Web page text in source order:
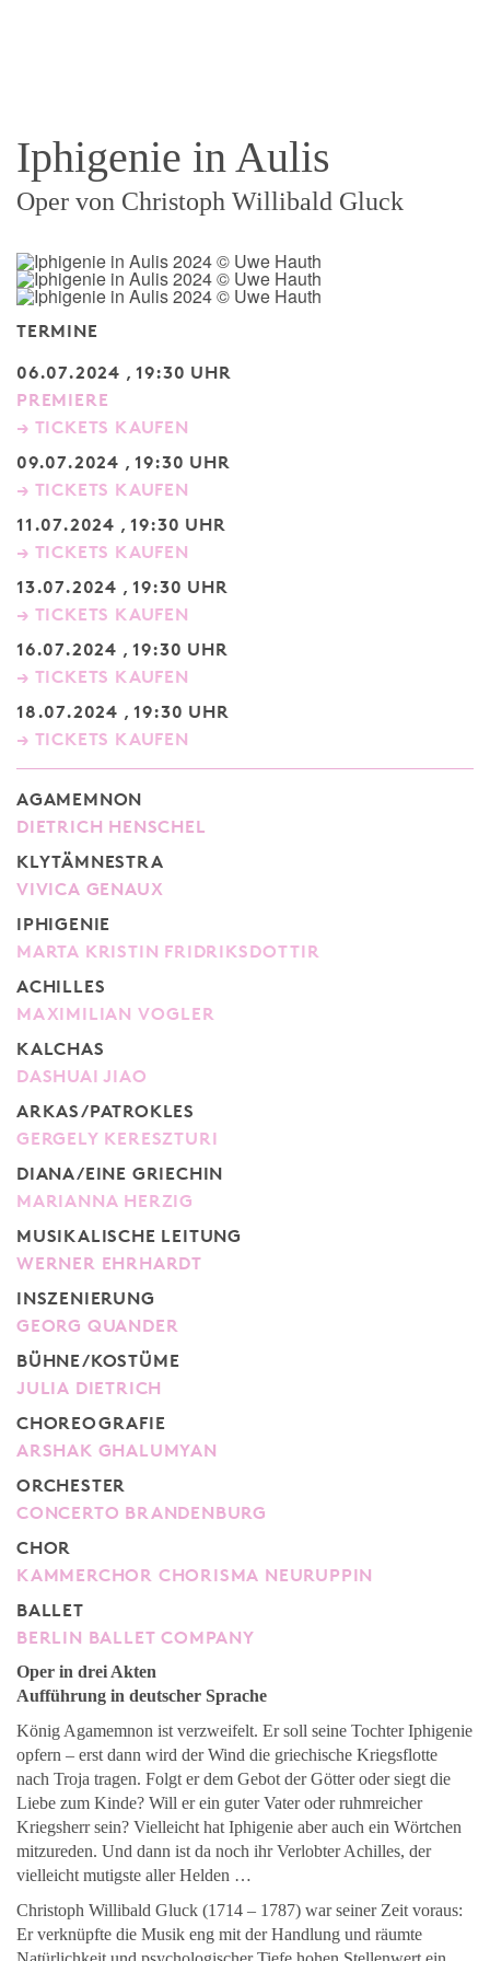
Iphigenie in Aulis
Oper von Christoph Willibald Gluck
TERMINE
06.07.2024 , 19:30 UHR
PREMIERE
→ TICKETS KAUFEN
09.07.2024 , 19:30 UHR
→ TICKETS KAUFEN
11.07.2024 , 19:30 UHR
→ TICKETS KAUFEN
13.07.2024 , 19:30 UHR
→ TICKETS KAUFEN
16.07.2024 , 19:30 UHR
→ TICKETS KAUFEN
18.07.2024 , 19:30 UHR
→ TICKETS KAUFEN
AGAMEMNON
DIETRICH HENSCHEL
KLYTÄMNESTRA
VIVICA GENAUX
IPHIGENIE
MARTA KRISTIN FRIDRIKSDOTTIR
ACHILLES
MAXIMILIAN VOGLER
KALCHAS
DASHUAI JIAO
ARKAS/PATROKLES
GERGELY KERESZTURI
DIANA/EINE GRIECHIN
MARIANNA HERZIG
MUSIKALISCHE LEITUNG
WERNER EHRHARDT
INSZENIERUNG
GEORG QUANDER
BÜHNE/KOSTÜME
JULIA DIETRICH
CHOREOGRAFIE
ARSHAK GHALUMYAN
ORCHESTER
CONCERTO BRANDENBURG
CHOR
KAMMERCHOR CHORISMA NEURUPPIN
BALLET
BERLIN BALLET COMPANY
Oper in drei Akten
Aufführung in deutscher Sprache
König Agamemnon ist verzweifelt. Er soll seine Tochter Iphigenie
opfern – erst dann wird der Wind die griechische Kriegsflotte
nach Troja tragen. Folgt er dem Gebot der Götter oder siegt die
Liebe zum Kinde? Will er ein guter Vater oder ruhmreicher
Kriegsherr sein? Vielleicht hat Iphigenie aber auch ein Wörtchen
mitzureden. Und dann ist da noch ihr Verlobter Achilles, der
vielleicht mutigste aller Helden …
Christoph Willibald Gluck (1714 – 1787) war seiner Zeit voraus:
Er verknüpfte die Musik eng mit der Handlung und räumte